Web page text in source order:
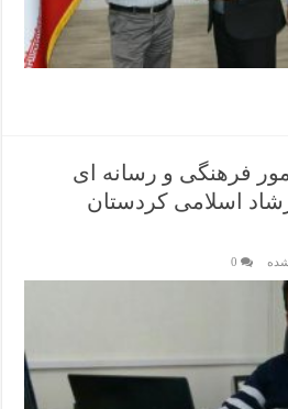
فرهنگی و رسانه ای
اسلامی کردستان
0